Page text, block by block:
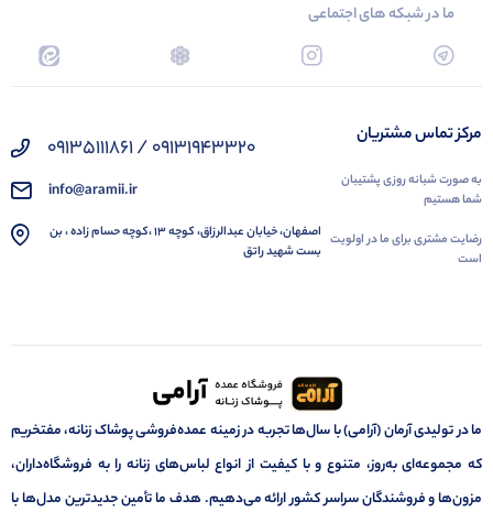
ما در شبکه های اجتماعی
مرکز تماس مشتریان
به صورت شبانه روزی پشتیبان
شما هستیم
رضایت مشتری برای ما در اولویت
است
09131943320 / 09135111861
info@aramii.ir
اصفهان، خیابان عبدالرزاق، کوچه 13 ،کوچه حسام زاده ، بن
بست شهید راتق
ما در تولیدی آرمان (آرامی) با سال‌ها تجربه در زمینه عمده‌فروشی پوشاک زنانه، مفتخریم
که مجموعه‌ای به‌روز، متنوع و با کیفیت از انواع لباس‌های زنانه را به فروشگاه‌داران،
مزون‌ها و فروشندگان سراسر کشور ارائه می‌دهیم. هدف ما تأمین جدیدترین مدل‌ها با